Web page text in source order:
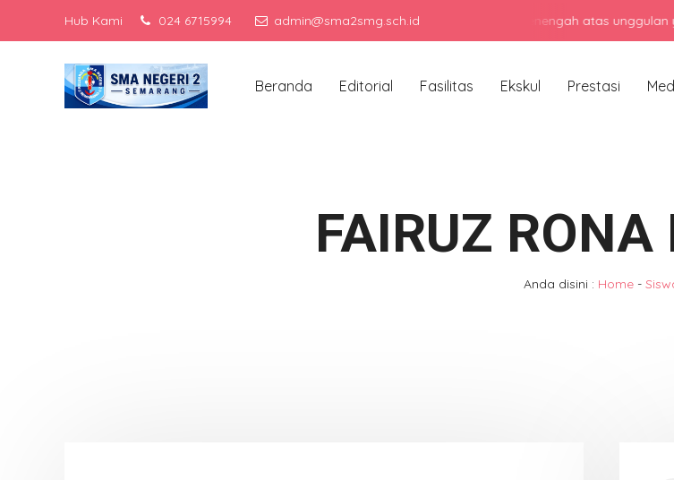
Hub Kami 024 6715994 admin@sma2smg.sch.idMenjadi sekolah menengah atas unggulan
Beranda Editorial Fasilitas Ekskul Prestasi
FAIRUZ
Anda disini : Home -